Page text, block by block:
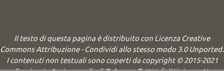
Il testo di questa pagina è distribuito con Licenza Creative
Commons Attribuzione - Condividi allo stesso modo 3.0 Unported.
I contenuti non testuali sono coperti da copyright © 2015-2021